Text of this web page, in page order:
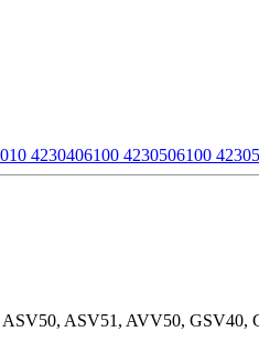
4230406100 4230506100
ASV51, AVV50, GSV40,